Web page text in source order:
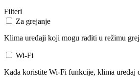
Filteri
Za grejanje
Klima uređaji koji mogu raditi u režimu
Wi-Fi
Kada koristite Wi-Fi funkcije, klima uređaj